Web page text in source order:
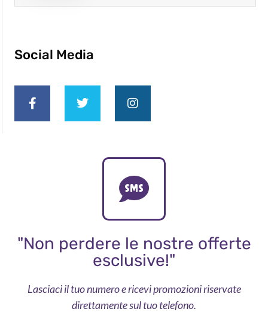
Social Media
"Non perdere le nostre offerte
esclusive!"
Lasciaci il tuo numero e ricevi promozioni riservate
direttamente sul tuo telefono.